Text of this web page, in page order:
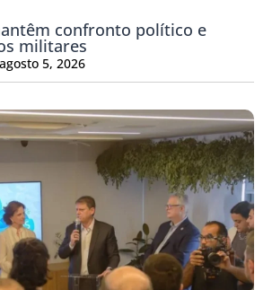
confronto político e
militares
agosto 5, 2026